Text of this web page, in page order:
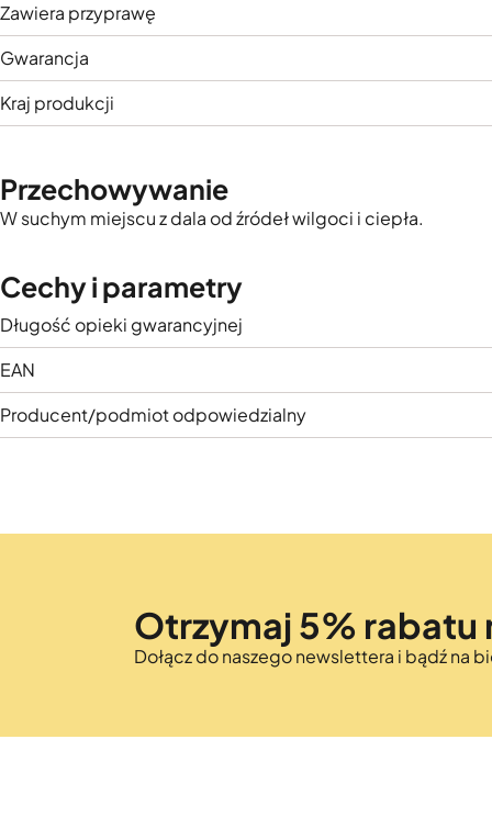
Zawiera przyprawę
Gwarancja
Kraj produkcji
Przechowywanie
W suchym miejscu z dala od źródeł wilgoci i ciepła.
Cechy i parametry
Długość opieki gwarancyjnej
EAN
Producent/podmiot odpowiedzialny
Otrzymaj 5% rabatu
Dołącz do naszego newslettera i bądź na